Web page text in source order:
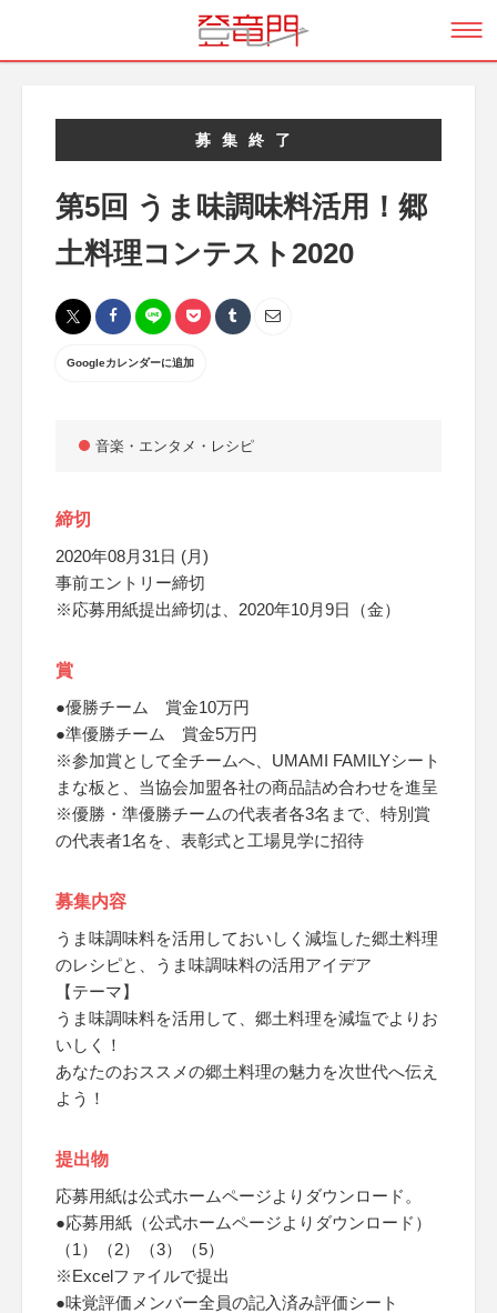
募集終了
第5回 うま味調味料活用！郷
土料理コンテスト2020
Googleカレンダーに追加
音楽・エンタメ・レシピ
締切
2020年08月31日 (月)
事前エントリー締切
※応募用紙提出締切は、2020年10月9日（金）
賞
●優勝チーム 賞金10万円
●準優勝チーム 賞金5万円
※参加賞として全チームへ、UMAMI FAMILYシート
まな板と、当協会加盟各社の商品詰め合わせを進呈
※優勝・準優勝チームの代表者各3名まで、特別賞
の代表者1名を、表彰式と工場見学に招待
募集内容
うま味調味料を活用しておいしく減塩した郷土料理
のレシピと、うま味調味料の活用アイデア
【テーマ】
うま味調味料を活用して、郷土料理を減塩でよりお
いしく！
あなたのおススメの郷土料理の魅力を次世代へ伝え
よう！
提出物
応募用紙は公式ホームページよりダウンロード。
●応募用紙（公式ホームページよりダウンロード）
（1）（2）（3）（5）
※Excelファイルで提出
●味覚評価メンバー全員の記入済み評価シート